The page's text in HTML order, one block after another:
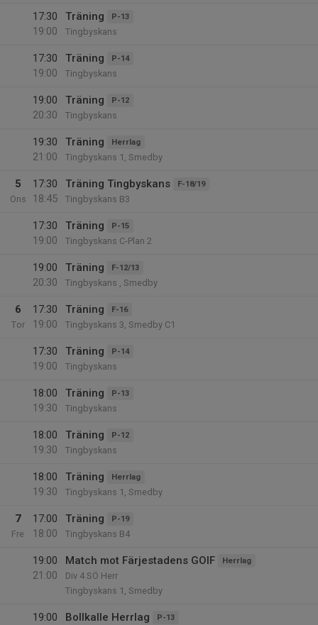
17:30
19:00
Träning P-13
Tingbyskans
17:30
19:00
Träning P-14
Tingbyskans
19:00
20:30
Träning P-12
Tingbyskans
19:30
21:00
Träning Herrlag
Tingbyskans 1, Smedby
5
Ons
17:30
18:45
Träning Tingbyskans F-18/19
Tingbyskans B3
17:30
19:00
Träning P-15
Tingbyskans C-Plan 2
19:00
20:30
Träning F-12/13
Tingbyskans , Smedby
6
Tor
17:30
19:00
Träning F-16
Tingbyskans 3, Smedby C1
17:30
19:00
Träning P-14
Tingbyskans
18:00
19:30
Träning P-13
Tingbyskans
18:00
19:30
Träning P-12
Tingbyskans
18:00
19:30
Träning Herrlag
Tingbyskans 1, Smedby
7
Fre
17:00
18:00
Träning P-19
Tingbyskans B4
19:00
21:00
Match mot Färjestadens GOIF Herrlag
Div 4 SÖ Herr
Tingbyskans 1, Smedby
19:00
Bollkalle Herrlag P-13